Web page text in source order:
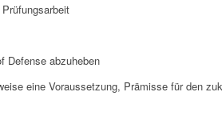
Defense abzuheben
eine Voraussetzung, Prämisse für den